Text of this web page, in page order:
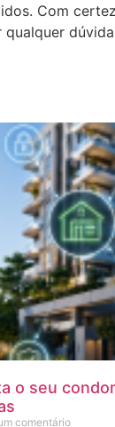
Com
o seu
comentário